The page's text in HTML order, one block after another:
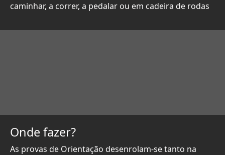
caminhar, a correr, a pedalar ou em cadeira de rodas
Onde fazer?
As provas de Orientação desenrolam-se tanto na